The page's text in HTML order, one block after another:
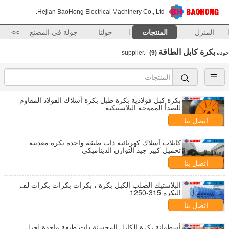
Hejian BaoHong Electrical Machinery Co., Ltd.
المنزل المنتجات حولنا جولة في المصنع >>
جودة بكرة كابل الطاقة (9)
بكرة كبل فولاذية بكرة طبل بكرة أسلاك الفولاذ المقاوم
للصدأ المموجة البلاستيكية
اتصل بنا
كابلات أسلاك كهربائية ذات طبقة واحدة بكرة معدنية
تحميل كبير جيد التوازن الديناميكي
اتصل بنا
البلاستيك الصلب الكبل بكرة ، بكرات بكرات بكرات لف
البكرة 315-1250
اتصل بنا
أسطوانة بكرة الكابل المحسنة ذات طبقة واحدة لحبل